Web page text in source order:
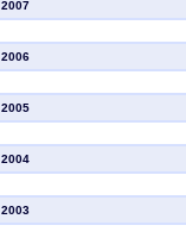
2007
2006
2005
2004
2003